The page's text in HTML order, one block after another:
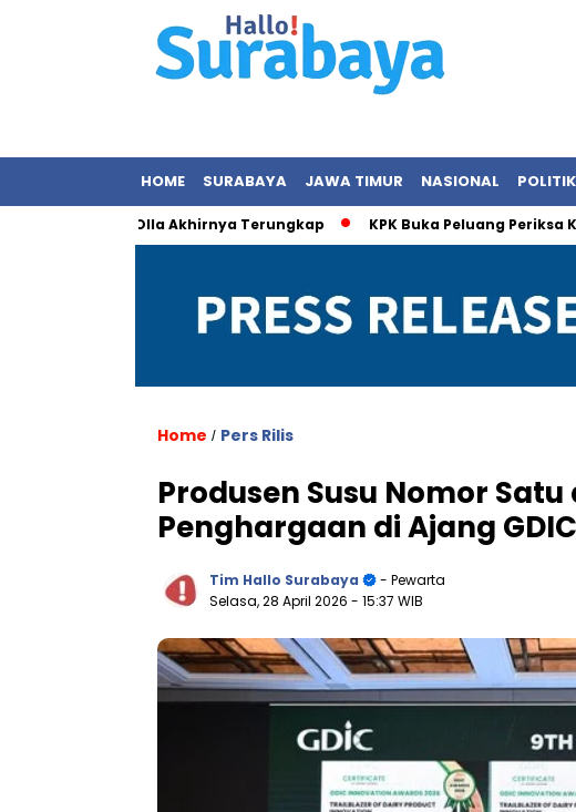
HOME SURABAYA JAWA TIMUR NASIONAL POLITIK
Olla Akhirnya Terungkap KPK Buka Peluang Periksa Khofifah
Home / Pers Rilis
Produsen Susu Nomor
Penghargaan di Ajang
Tim Hallo Surabaya
- Pewarta
Selasa, 28 April 2026 - 15:37 WIB